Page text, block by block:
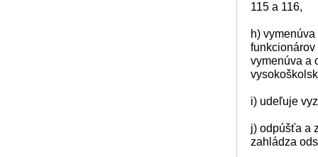
115 a 116,
h)
vymenúva a
i) udeľuje
j) odpúšťa a
zahládza